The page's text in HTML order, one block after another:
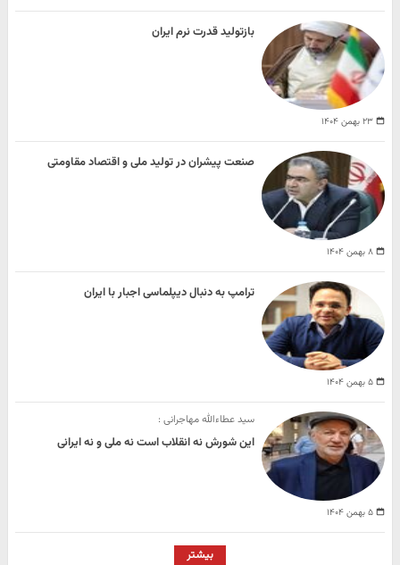
۲۳ بهمن ۱۴۰۴
بازتولید قدرت نرم ایران
۸ بهمن ۱۴۰۴
صنعت پیشران در تولید ملی و اقتصاد مقاومتی
۵ بهمن ۱۴۰۴
ترامپ به دنبال دیپلماسی اجبار با ایران
۵ بهمن ۱۴۰۴
سید عطاءالله مهاجرانی :
این شورش نه انقلاب است نه ملی و نه ایرانی
بیشتر